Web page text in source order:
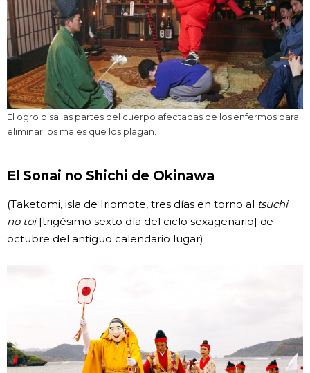
El ogro pisa las partes del cuerpo afectadas de los enfermos para
eliminar los males que los plagan.
El Sonai no Shichi de Okinawa
(Taketomi, isla de Iriomote, tres días en torno al tsuchi
no toi[trigésimo sexto día del ciclo sexagenario] de
octubre del antiguo calendario lugar)